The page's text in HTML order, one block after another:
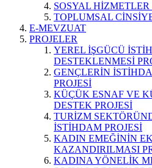
SOSYAL
TOPLUMSAL
E-MEVZUAT
PROJELER
YEREL İŞGÜCÜ
DESTEKLENMESİ
GENÇLERİN
PROJESİ
KÜÇÜK ESNAF VE
DESTEK PROJESİ
TURİZM
İSTİHDAM PROJESİ
KADIN EMEĞİNİN
KAZANDIRILMASI
KADINA YÖNELİK